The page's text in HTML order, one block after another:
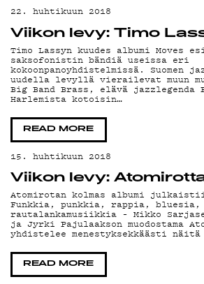
22. huhtikuun 2018
Viikon levy: Timo
Timo Lassyn kuudes albumi Moves
saksofonistin bändiä useissa eri
kokoonpanoyhdistelmissä. Suomen
uudella levyllä vierailevat muun
Big Band Brass, elävä jazzlegenda
Harlemista kotoisin…
READ MORE
15. huhtikuun 2018
Viikon levy: Atomirotta
Atomirotan kolmas albumi
Funkkia, punkkia, rappia,
rautalankamusiikkia – Mikko
ja Jyrki Pajulaakson muodostama
yhdistelee menestyksekkäästi
READ MORE